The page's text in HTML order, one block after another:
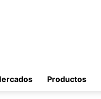
Productos